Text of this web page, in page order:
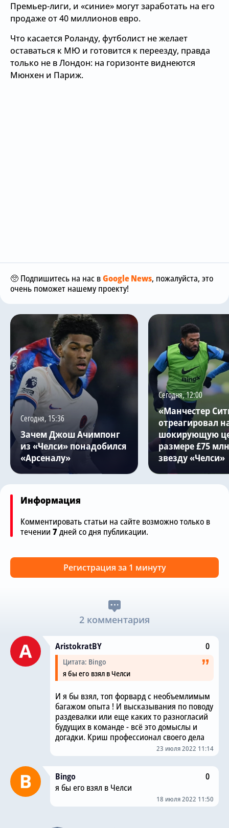
Премьер-лиги, и «синие» могут заработать на его
продаже от 40 миллионов евро.
Что касается Роланду, футболист не желает
оставаться к МЮ и готовится к переезду, правда
только не в Лондон: на горизонте виднеются
Мюнхен и Париж.
🥺 Подпишитесь на нас вGoogle News, пожалуйста, это
очень поможет нашему проекту!
Сегодня, 15:36
Зачем Джош Ачимпонг
из «Челси» понадобился
«Арсеналу»
Сегодня, 12:00
«Манчестер
отреагировал
шокирующую
размере £75
звезду «Челси»
Информация
Комментировать статьи на сайте возможно только в
течении 7дней со дня публикации.
Регистрация за 1 минуту
2 комментария
AristokratBY 0
Цитата: Bingo
я бы его взял в Челси
И я бы взял, топ форвард с необъемлимым
багажом опыта ! И высказывания по поводу
раздевалки или еще каких то разногласий
будущих в команде - всё это домыслы и
догадки. Криш профессионал своего дела
23 июля 2022 11:14
Bingo
0
я бы его взял в Челси
18 июля 2022 11:50